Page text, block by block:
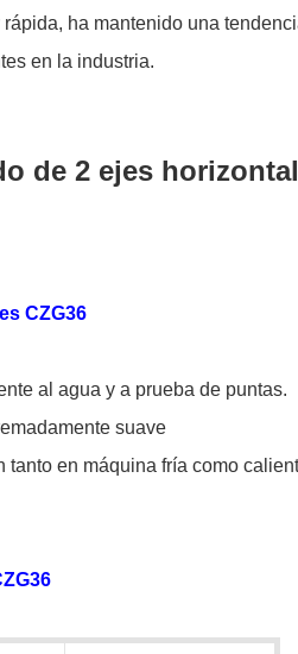
ha mantenido una
en la industria.
de 2 ejes
CZG36
al agua y a prueba de puntas.
suave
en máquina fría como